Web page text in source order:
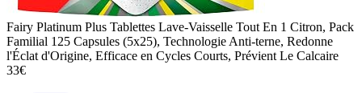
Fairy Platinum Plus Tablettes Lave-Vaisselle Tout En 1 Citron, Pack
Familial 125 Capsules (5x25), Technologie Anti-terne, Redonne
l'Éclat d'Origine, Efficace en Cycles Courts, Prévient Le Calcaire
33€